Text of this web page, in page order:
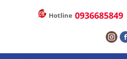
Hotline 0936685849